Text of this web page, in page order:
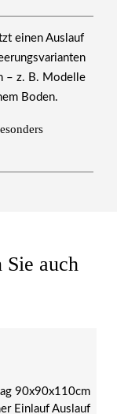
einen Auslauf
– z. B. Modelle
Boden.
Sie auch